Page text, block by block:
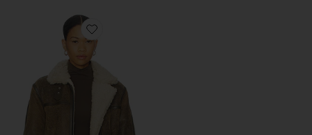
Favorite LOREL ジャケット